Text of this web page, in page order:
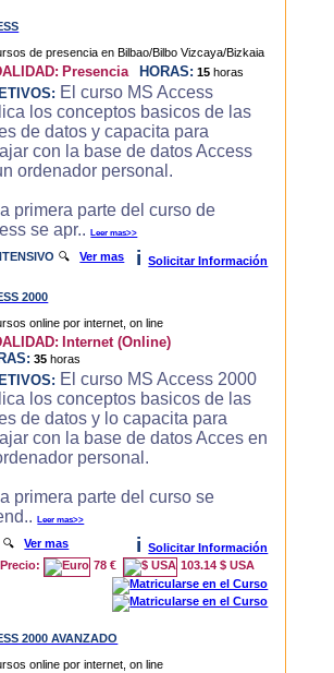
Presencia HORAS: 15 horas
El curso MS Access
los conceptos basicos de las
de datos y capacita para
con la base de datos Access
ordenador personal.
primera parte del curso de
se apr..Leer mas>>
🔍Ver mas i Solicitar Información
2000
Internet (Online)
35 horas
El curso MS Access 2000
los conceptos basicos de las
de datos y lo capacita para
con la base de datos Acces en
personal.
primera parte del curso se
Leer mas>>
🔍Ver mas i
Solicitar Información
Precio:
78 € 103.14 $ USA
2000 AVANZADO